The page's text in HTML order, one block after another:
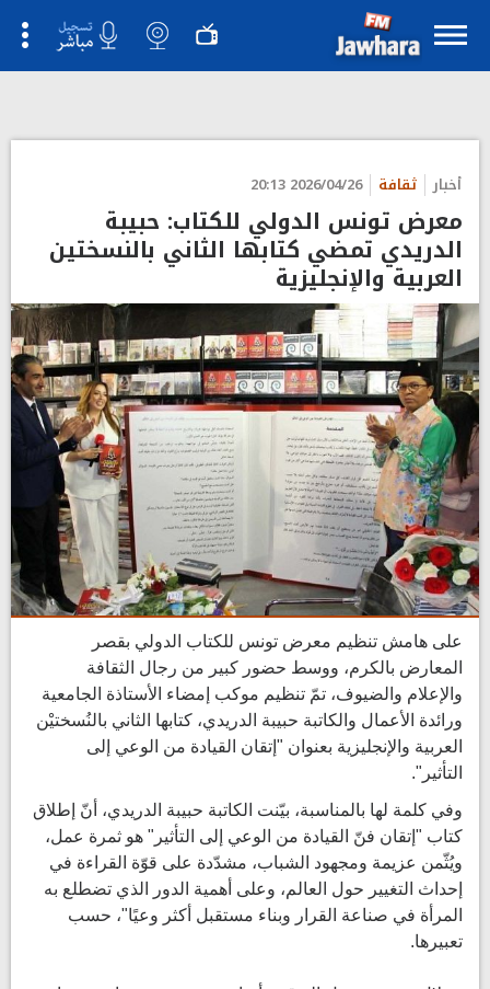
أخبار ثقافة 2026/04/26 20:13
معرض تونس الدولي للكتاب: حبيبة
الدريدي تمضي كتابها الثاني بالنسختين
العربية والإنجليزية
على هامش تنظيم معرض تونس للكتاب الدولي بقصر
المعارض بالكرم، ووسط حضور كبير من رجال الثقافة
والإعلام والضيوف، تمّ تنظيم موكب إمضاء الأستاذة الجامعية
ورائدة الأعمال والكاتبة حبيبة الدريدي، كتابها الثاني بالنُسختيْن
العربية والإنجليزية بعنوان "إتقان القيادة من الوعي إلى
التأثير".
وفي كلمة لها بالمناسبة، بيّنت الكاتبة حبيبة الدريدي، أنّ إطلاق
كتاب "إتقان فنّ القيادة من الوعي إلى التأثير" هو ثمرة عمل،
ويُثّمن عزيمة ومجهود الشباب، مشدّدة على قوّة القراءة في
إحداث التغيير حول العالم، وعلى أهمية الدور الذي تضطلع به
المرأة في صناعة القرار وبناء مستقبل أكثر وعيًا"، حسب
تعبيرها.